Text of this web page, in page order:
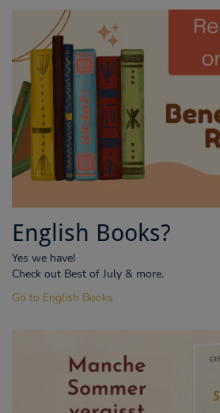
English Books?
Yes we have!
Check out Best of July & more.
Go to English Books